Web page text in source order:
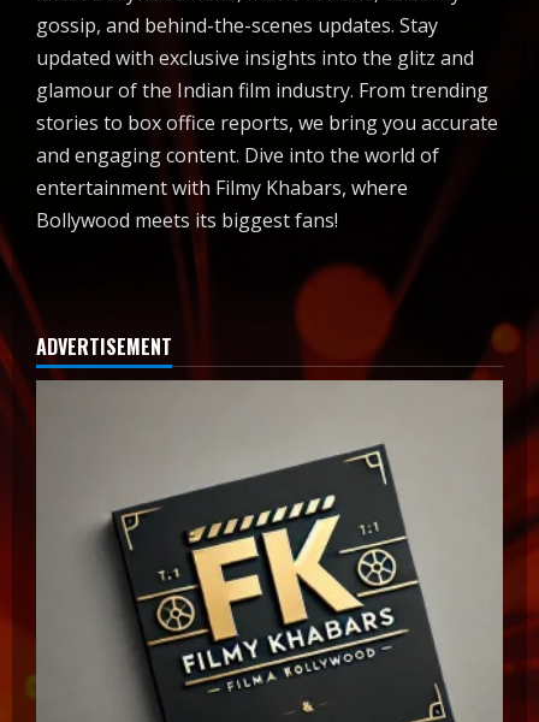
gossip, and behind-the-scenes updates. Stay
updated with exclusive insights into the glitz and
glamour of the Indian film industry. From trending
stories to box office reports, we bring you accurate
and engaging content. Dive into the world of
entertainment with Filmy Khabars, where
Bollywood meets its biggest fans!
ADVERTISEMENT